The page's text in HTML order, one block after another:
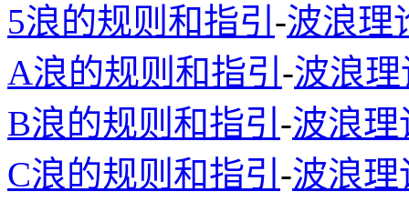
5浪的规则和指引 -波浪理
A浪的规则和指引 -波浪
B浪的规则和指引 -波浪
C浪的规则和指引 -波浪理